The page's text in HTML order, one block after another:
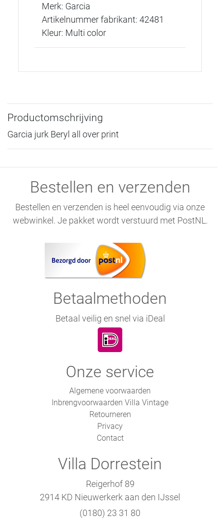
Merk: Garcia
Artikelnummer fabrikant: 42481
Kleur: Multi color
Productomschrijving
Garcia jurk Beryl all over print
Bestellen en verzenden
Bestellen en verzenden is heel eenvoudig via onze
webwinkel. Je pakket wordt verstuurd met PostNL.
Betaalmethoden
Betaal veilig en snel via iDeal
Onze service
Algemene voorwaarden
Inbrengvoorwaarden Villa Vintage
Retourneren
Privacy
Contact
Villa Dorrestein
Reigerhof 89
2914 KD Nieuwerkerk aan den IJssel
(0180) 23 31 80